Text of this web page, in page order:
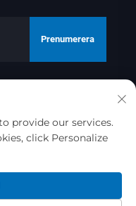
Prenumerera
Golden
Co.ltd
provide our services.
click Personalize